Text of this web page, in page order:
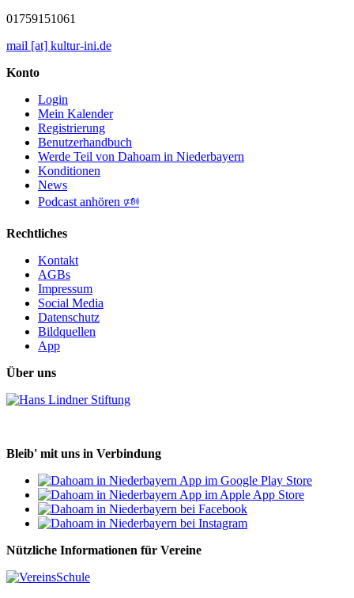
01759151061
mail [at] kultur-ini.de
Konto
Login
Mein Kalender
Registrierung
Benutzerhandbuch
Werde Teil von Dahoam in Niederbayern
Konditionen
News
Podcast anhören 🕬
Rechtliches
Kontakt
AGBs
Impressum
Social Media
Datenschutz
Bildquellen
App
Über uns
Bleib' mit uns in Verbindung
Nützliche Informationen für Vereine